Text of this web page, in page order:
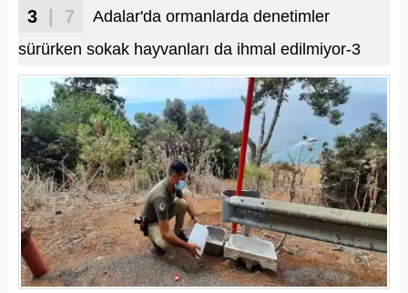
3 | 7
Adalar'da ormanlarda denetimler
sürürken sokak hayvanları da ihmal edilmiyor-3